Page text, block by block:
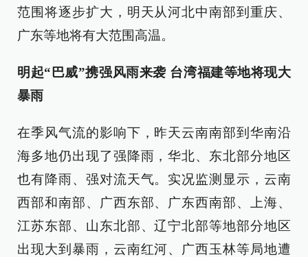
范围将逐步扩大，明天从河北中南部到重庆、
广东等地将有大范围高温。
明起“巴威”携强风雨来袭 台湾福建等地将现大
暴雨
在季风气流的影响下，昨天云南南部到华南沿
海多地仍出现了强降雨，华北、东北部分地区
也有降雨、强对流天气。实况监测显示，云南
西部和南部、广西东部、广东西南部、上海、
江苏东部、山东北部、辽宁北部等地部分地区
出现大到暴雨，云南红河、广西玉林等局地遭